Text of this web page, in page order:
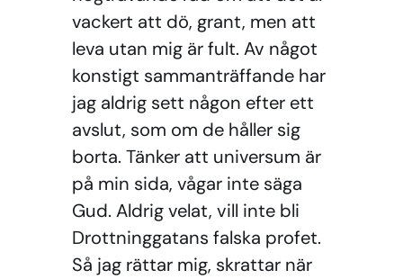
vackert att dö, grant, men att
leva utan mig är fult. Av något
konstigt sammanträffande har
jag aldrig sett någon efter ett
avslut, som om de håller sig
borta. Tänker att universum är
på min sida, vågar inte säga
Gud. Aldrig velat, vill inte bli
Drottninggatans falska profet.
Så jag rättar mig, skrattar när